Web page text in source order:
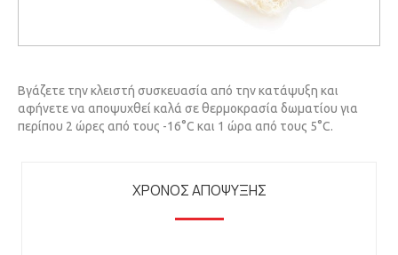
Βγάζετε την κλειστή συσκευασία από την κατάψυξη και
αφήνετε να αποψυχθεί καλά σε θερμοκρασία δωματίου για
περίπου 2 ώρες από τους -16°C και 1 ώρα από τους 5°C.
ΧΡΟΝΟΣ ΑΠΟΨΥΞΗΣ